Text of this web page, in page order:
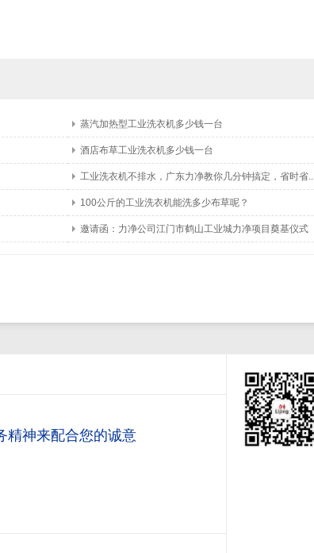
蒸汽加热型工业洗衣机多少钱一台
酒店布草工业洗衣机多少钱一台
工业洗衣机不排水，广东力净教你几分钟搞定，省时省..
100公斤的工业洗衣机能洗多少布草呢？
邀请函：力净公司江门市鹤山工业城力净项目奠基仪式
精神来配合您的诚意